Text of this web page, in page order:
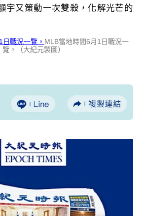
宇又策動一次雙殺，化解光芒的
MLB當地時間6月1日戰況一
覽。（大紀元製圖）